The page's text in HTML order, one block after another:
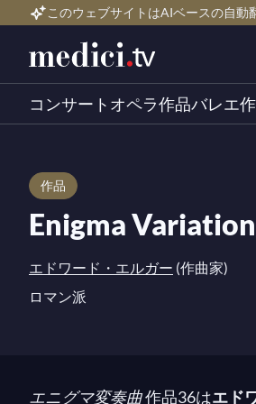
このウェブサイトはAIベースの自動
コンサート オペラ作品バレエ
作品
Enigma
エドワード・エルガー (作曲家)
ロマン派
エニグマ変奏曲作品36はエド